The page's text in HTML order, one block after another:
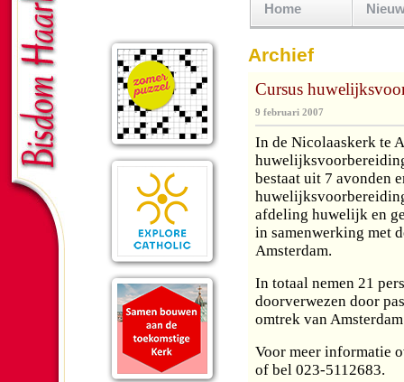
Home
Archief